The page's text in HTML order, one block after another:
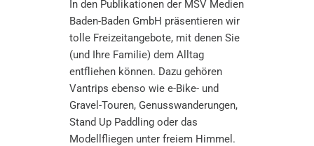
In den Publikationen der MSV Medien
Baden-Baden GmbH präsentieren wir
tolle Freizeitangebote, mit denen Sie
(und Ihre Familie) dem Alltag
entfliehen können. Dazu gehören
Vantrips ebenso wie e-Bike- und
Gravel-Touren, Genusswanderungen,
Stand Up Paddling oder das
Modellfliegen unter freiem Himmel.